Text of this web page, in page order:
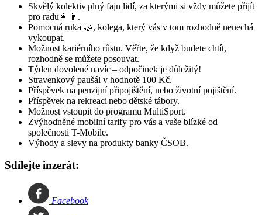
Skvělý kolektiv plný fajn lidí, za kterými si vždy můžete přijít
pro radu👩👨.
Pomocná ruka 🤝, kolega, který vás v tom rozhodně nenechá
vykoupat.
Možnost kariérního růstu. Věřte, že když budete chtít,
rozhodně se můžete posouvat.
Týden dovolené navíc – odpočinek je důležitý!
Stravenkový paušál v hodnotě 100 Kč.
Příspěvek na penzijní připojištění, nebo životní pojištění.
Příspěvek na rekreaci nebo dětské tábory.
Možnost vstoupit do programu MultiSport.
Zvýhodněné mobilní tarify pro vás a vaše blízké od
společnosti T-Mobile.
Výhody a slevy na produkty banky ČSOB.
Sdílejte inzerát:
Facebook